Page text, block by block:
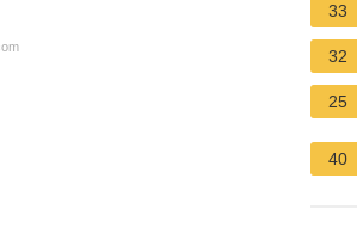
33
32
25
40